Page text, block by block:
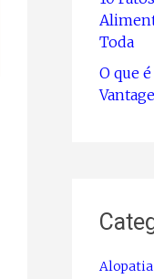
Toda
O que
Alopatia